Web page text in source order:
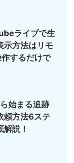
ライブで生
示方法はリモ
するだけで
始まる追跡
頼方法6ステ
説！